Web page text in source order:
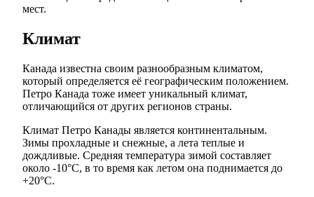
мест.
Климат
Канада известна своим разнообразным климатом,
который определяется её географическим положением.
Петро Канада тоже имеет уникальный климат,
отличающийся от других регионов страны.
Климат Петро Канады является континентальным.
Зимы прохладные и снежные, а лета теплые и
дождливые. Средняя температура зимой составляет
около -10°C, в то время как летом она поднимается до
+20°C.